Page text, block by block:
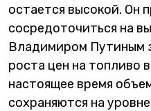
остается высокой. Он
сосредоточиться на
Владимиром Путиным
роста цен на топливо
настоящее время
сохраняются на